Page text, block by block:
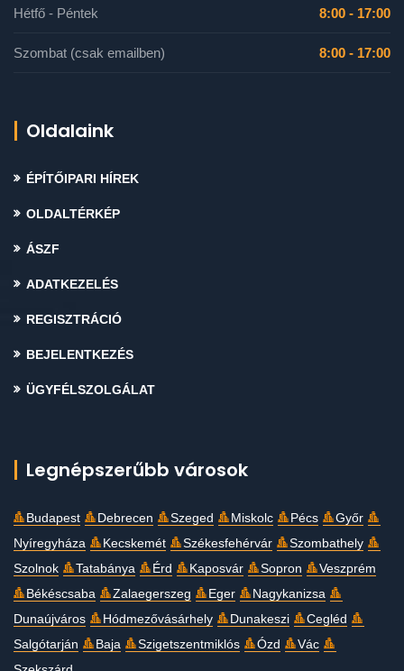
Hétfő - Péntek 8:00 - 17:00
Szombat (csak emailben) 8:00 - 17:00
Oldalaink
ÉPÍTŐIPARI HÍREK
OLDALTÉRKÉP
ÁSZF
ADATKEZELÉS
REGISZTRÁCIÓ
BEJELENTKEZÉS
ÜGYFÉLSZOLGÁLAT
Legnépszerűbb városok
Budapest Debrecen Szeged Miskolc Pécs
Győr
Nyíregyháza
Kecskemét Székesfehérvár
Szombathely
Szolnok
Tatabánya Érd Kaposvár Sopron
Veszprém
Békéscsaba
Zalaegerszeg Eger
Nagykanizsa
Dunaújváros
Hódmezővásárhely Dunakeszi
Cegléd
Salgótarján
Baja Szigetszentmiklós Ózd
Vác